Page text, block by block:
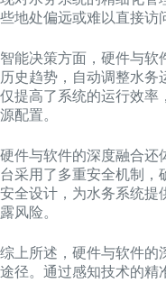
些地处偏远或难以直接访
智能决策方面，硬件与软
历史趋势，自动调整水务
仅提高了系统的运行效率
源配置。
硬件与软件的深度融合还
台采用了多重安全机制，
安全设计，为水务系统提
露风险。
综上所述，硬件与软件的
途径。通过感知技术的精